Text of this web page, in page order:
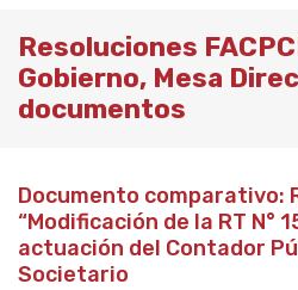
Resoluciones
Gobierno, Mesa
documentos
Documento comparativo:
“Modificación de la RT N°
actuación del Contador
Societario